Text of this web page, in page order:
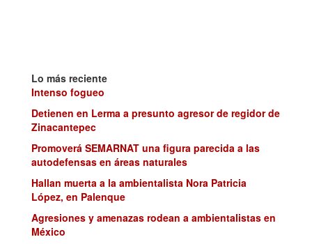
Lo más reciente
Intenso fogueo
Detienen en Lerma a presunto agresor de regidor de
Zinacantepec
Promoverá SEMARNAT una figura parecida a las
autodefensas en áreas naturales
Hallan muerta a la ambientalista Nora Patricia
López, en Palenque
Agresiones y amenazas rodean a ambientalistas en
México